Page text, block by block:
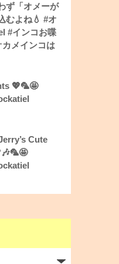
ず「オメーが
むよね💧 #オ
#インコお喋
カメインコは
💖🦜🤩
Cute